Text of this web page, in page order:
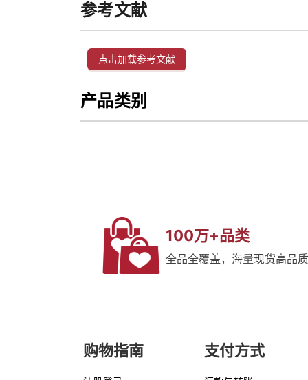
参考文献
点击加载参考文献
产品类别
100万+品类
全品全覆盖，海量现货高品
购物指南 支付方式